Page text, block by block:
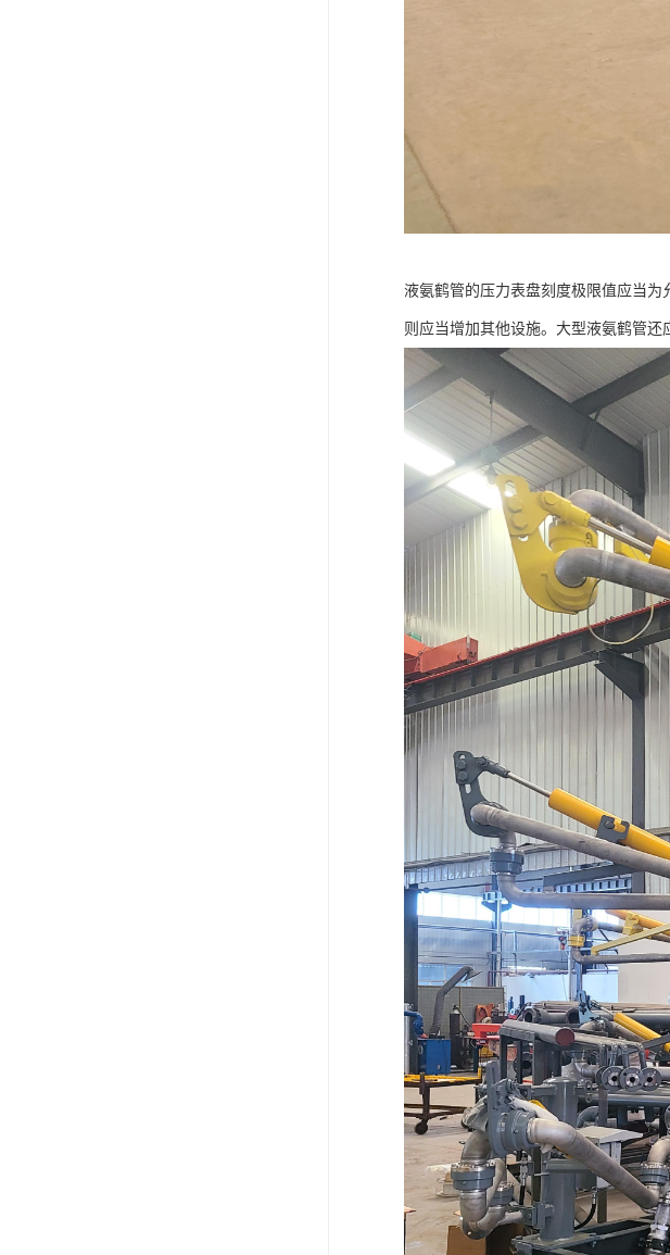
液氨鹤管的压力表盘刻度极限值应当为
则应当增加其他设施。大型液氨鹤管还